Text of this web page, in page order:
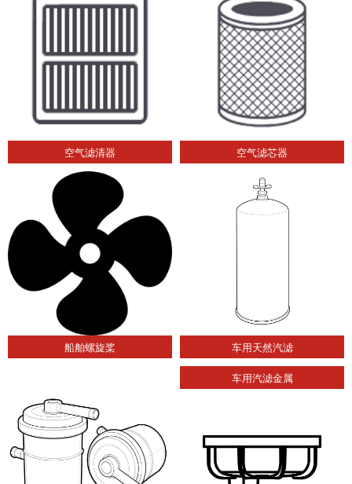
空气滤清器 空气滤芯器
船舶螺旋桨 车用天然汽滤
车用汽滤金属